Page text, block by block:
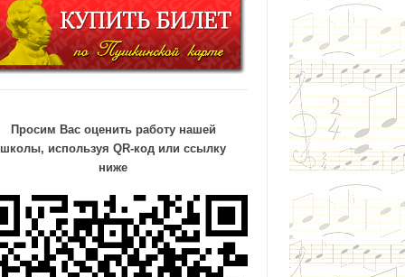
Просим Вас оценить работу нашей
школы, используя QR-код или ссылку
ниже